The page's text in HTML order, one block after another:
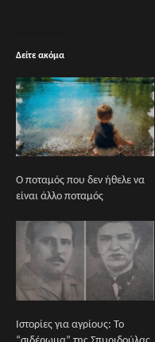
Δείτε ακόμα
Ο ποταμός που δεν ήθελε να
είναι άλλο ποταμός
Ιστορίες για αγρίους: Το